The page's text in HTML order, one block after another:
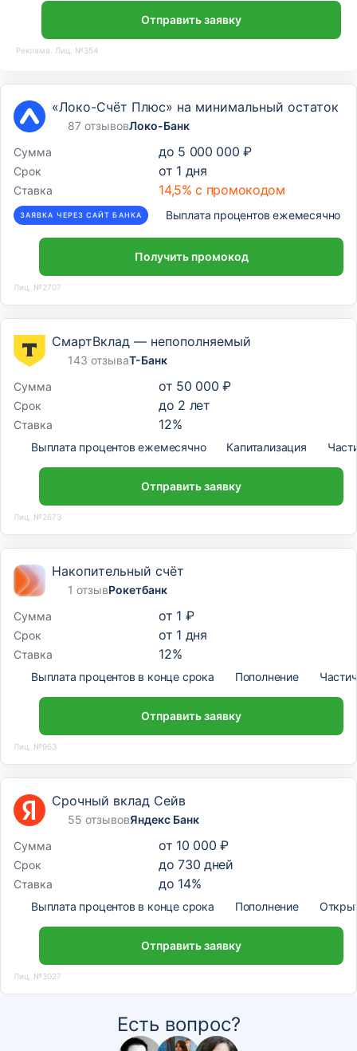
Отправить заявку
Реклама. Лиц. №354
«Локо-Счёт Плюс» на минимальный остаток
87 отзывовЛоко-Банк
Сумма
до 5 000 000 ₽
Срок от 1 дня
Ставка 14,5% с промокодом
ЗАЯВКА ЧЕРЕЗ САЙТ БАНКА Выплата процентов ежемесячно
Получить промокод
Лиц. №2707
СмартВклад — непополняемый
143 отзываТ-Банк
Сумма
от 50 000 ₽
Срок до 2 лет
Ставка 12%
Выплата процентов ежемесячно Капитализация
Отправить заявку
Лиц. №2673
Накопительный счёт
1 отзывРокетбанк
Сумма
от 1 ₽
Срок от 1 дня
Ставка 12%
Выплата процентов в конце срока Пополнение
Отправить заявку
Лиц. №963
Срочный вклад Сейв
55 отзывовЯндекс Банк
Сумма
от 10 000 ₽
Срок до730 дней
Ставка до 14%
Выплата процентов в конце срока Пополнение
Отправить заявку
Лиц. №3027
Есть вопрос?